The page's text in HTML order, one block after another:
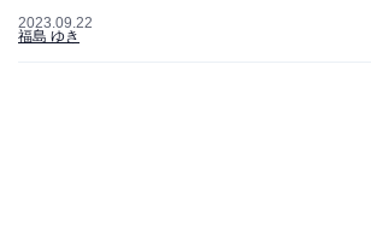
2023.09.22
福島 ゆき